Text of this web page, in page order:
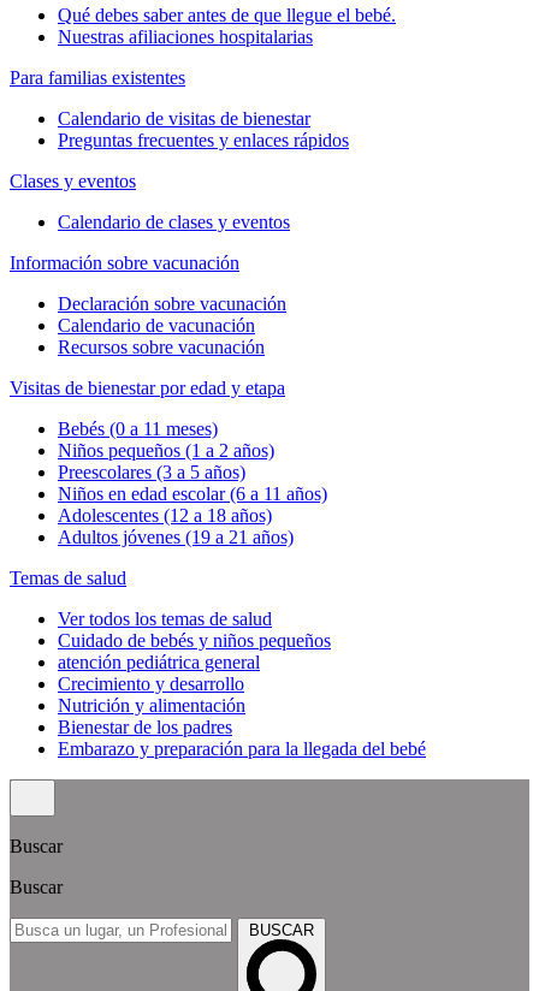
Qué debes saber antes de que llegue el bebé.
Nuestras afiliaciones hospitalarias
Para familias existentes
Calendario de visitas de bienestar
Preguntas frecuentes y enlaces rápidos
Clases y eventos
Calendario de clases y eventos
Información sobre vacunación
Declaración sobre vacunación
Calendario de vacunación
Recursos sobre vacunación
Visitas de bienestar por edad y etapa
Bebés (0 a 11 meses)
Niños pequeños (1 a 2 años)
Preescolares (3 a 5 años)
Niños en edad escolar (6 a 11 años)
Adolescentes (12 a 18 años)
Adultos jóvenes (19 a 21 años)
Temas de salud
Ver todos los temas de salud
Cuidado de bebés y niños pequeños
atención pediátrica general
Crecimiento y desarrollo
Nutrición y alimentación
Bienestar de los padres
Embarazo y preparación para la llegada del bebé
Buscar
Buscar
BUSCAR